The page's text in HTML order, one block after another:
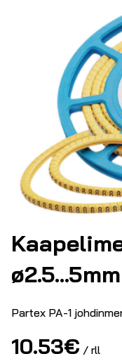
ø2.5…5mm
Partex PA-1
10.53€ / rll